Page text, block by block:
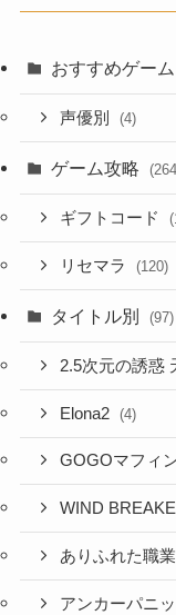
おすすめゲーム
声優別 (4)
ゲーム攻略
ギフトコード
リセマラ (120)
タイトル別 (97)
2.5次元の誘惑
Elona2 (4)
GOGOマフィ
WIND
ありふれた職
アンカーパニ